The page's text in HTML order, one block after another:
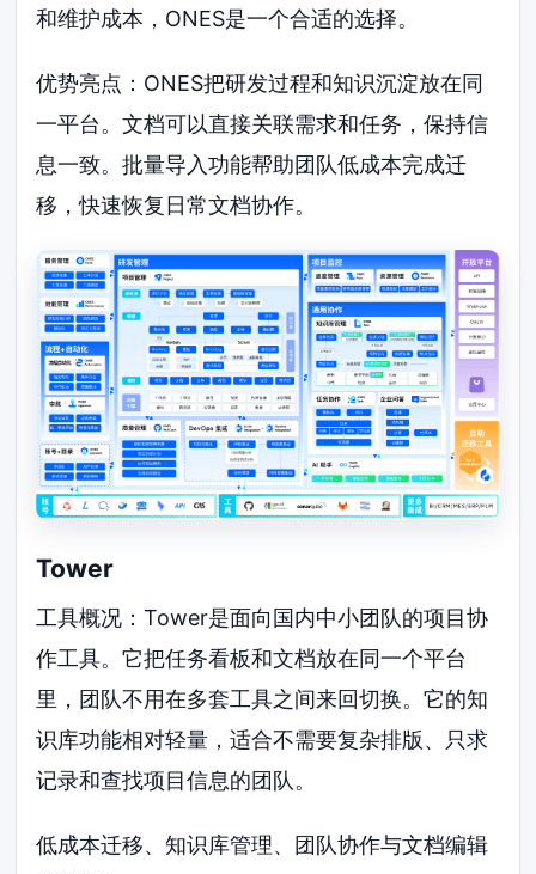
和维护成本，ONES是一个合适的选择。
优势亮点：ONES把研发过程和知识沉淀放在同
一平台。文档可以直接关联需求和任务，保持信
息一致。批量导入功能帮助团队低成本完成迁
移，快速恢复日常文档协作。
Tower
工具概况：Tower是面向国内中小团队的项目协
作工具。它把任务看板和文档放在同一个平台
里，团队不用在多套工具之间来回切换。它的知
识库功能相对轻量，适合不需要复杂排版、只求
记录和查找项目信息的团队。
低成本迁移、知识库管理、团队协作与文档编辑